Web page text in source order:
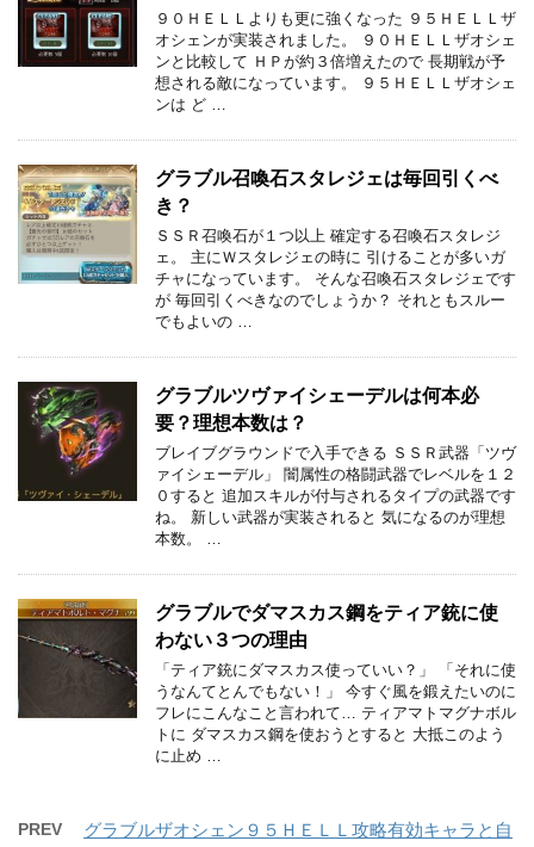
９０ＨＥＬＬよりも更に強くなった ９５ＨＥＬＬザ
オシェンが実装されました。 ９０ＨＥＬＬザオシェ
ンと比較して ＨＰが約３倍増えたので 長期戦が予
想される敵になっています。 ９５ＨＥＬＬザオシェ
ンは ど …
グラブル召喚石スタレジェは毎回引くべ
き？
ＳＳＲ召喚石が１つ以上 確定する召喚石スタレジ
ェ。 主にＷスタレジェの時に 引けることが多いガ
チャになっています。 そんな召喚石スタレジェです
が 毎回引くべきなのでしょうか？ それともスルー
でもよいの …
グラブルツヴァイシェーデルは何本必
要？理想本数は？
ブレイブグラウンドで入手できる ＳＳＲ武器「ツヴ
ァイシェーデル」 闇属性の格闘武器でレベルを１２
０すると 追加スキルが付与されるタイプの武器です
ね。 新しい武器が実装されると 気になるのが理想
本数。 …
グラブルでダマスカス鋼をティア銃に使
わない３つの理由
「ティア銃にダマスカス使っていい？」 「それに使
うなんてとんでもない！」 今すぐ風を鍛えたいのに
フレにこんなこと言われて… ティアマトマグナボル
トに ダマスカス鋼を使おうとすると 大抵このよう
に止め …
PREV
グラブルザオシェン９５ＨＥＬＬ攻略有効キャラと自